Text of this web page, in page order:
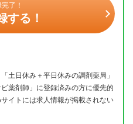
了！
する！
土日休み＋平日休みの調剤薬局」
薬剤師」に登録済みの方に優先的
イトには求人情報が掲載されない